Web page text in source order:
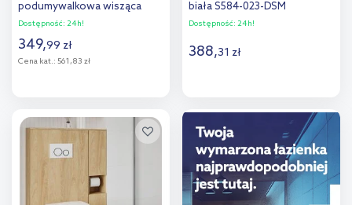
podumywalkowa wisząca
biała S590-042
Dostępność: 24h!
349,99 zł
Cena kat.: 561,83 zł
Dodaj do
porównania
biała S584-023-DSM
Dostępność: 24h!
388,31 zł
Dodaj do
porównania